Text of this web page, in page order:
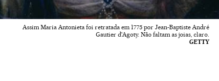
Assim Maria Antonieta foi retratada em 1775 por Jean-Baptiste André
Gautier d'Agoty. Não faltam as joias, claro.
GETTY